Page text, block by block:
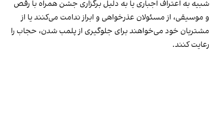
شبیه به اعتراف اجباری یا به دلیل برگزاری جشن همراه با رقص
و موسیقی، از مسئولان عذرخواهی و ابراز ندامت می‌کنند یا از
مشتریان خود می‌خواهند برای جلوگیری از پلمب شدن، حجاب را
رعایت کنند.